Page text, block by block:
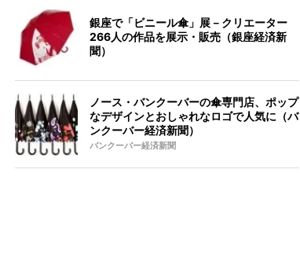
銀座で「ビニール傘」展－クリエーター
266人の作品を展示・販売（銀座経済新
聞）
ノース・バンクーバーの傘専門店、ポップ
なデザインとおしゃれなロゴで人気に（バ
ンクーバー経済新聞）
バンクーバー経済新聞